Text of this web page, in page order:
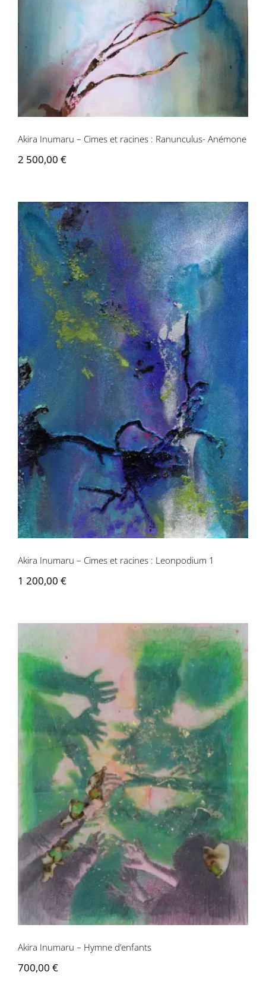
Akira Inumaru – Cimes et racines : Ranunculus- Anémone
2 500,00 €
Akira Inumaru – Cimes et racines :
Leonpodium 1
Akira Inumaru – Cimes et racines : Leonpodium 1
1 200,00 €
Akira Inumaru – Hymne d’enfants
Akira Inumaru – Hymne d’enfants
700,00 €